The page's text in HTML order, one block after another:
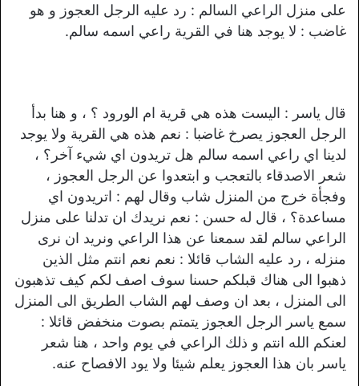
على منزل الراعي السالم : رد عليه الرجل العجوز و هو
غاضب : لا يوجد هنا في القرية راعي اسمه سالم.
قال ياسر : اليست هذه هي قرية ام الورود ؟ ، و هنا بدأ
الرجل العجوز يصرخ غاضبا : نعم هذه هي القرية ولا يوجد
لدينا اي راعي اسمه سالم هل تريدون اي شيء آخر؟ ،
شعر الاصدقاء بالتعجب و ابتعدوا عن الرجل العجوز ،
وفجأة خرج من المنزل شاب وقال لهم : اتريدون اي
مساعدة؟ ، قال له حسن : نعم نريدك ان تدلنا على منزل
الراعي سالم لقد سمعنا عن هذا الراعي ونريد ان نرى
منزله ، رد عليه الشاب قائلا : نعم نعم انتم مثل الذين
ذهبوا الى هناك قبلكم حسنا سوف اصف لكم كيف تذهبون
الى المنزل ، بعد ان وصف لهم الشاب الطريق الى المنزل
سمع ياسر الرجل العجوز يتمتم بصوت منخفض قائلا :
لعنكم الله انتم و ذلك الراعي في يوم واحد ، هنا شعر
ياسر بان هذا العجوز يعلم شيئا ولا يود الافصاح عنه.